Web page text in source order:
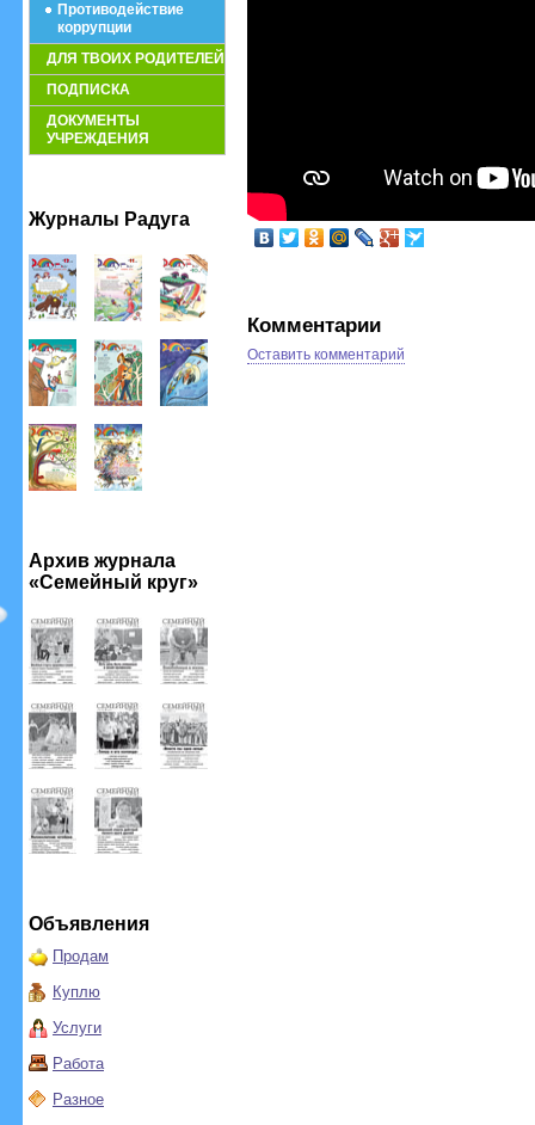
Противодействие
коррупции
ДЛЯ ТВОИХ РОДИТЕЛЕЙ
ПОДПИСКА
ДОКУМЕНТЫ
УЧРЕЖДЕНИЯ
Журналы Радуга
Архив журнала
«Семейный круг»
Объявления
Продам
Куплю
Услуги
Работа
Разное
Комментарии
Оставить комментарий